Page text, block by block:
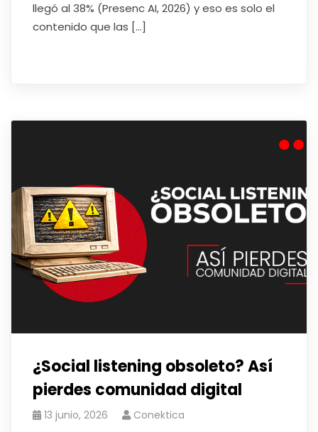
llegó al 38% (Presenc AI, 2026) y eso es solo el
contenido que las […]
¿Social listening obsoleto? Así
pierdes comunidad digital
13 junio, 2026 Conektica